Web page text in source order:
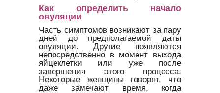
Как определить начало
овуляции
Часть симптомов возникают за пару
дней до предполагаемой даты
овуляции. Другие появляются
непосредственно в момент выхода
яйцеклетки или уже после
завершения этого процесса.
Некоторые женщины говорят, что
даже замечают время, когда